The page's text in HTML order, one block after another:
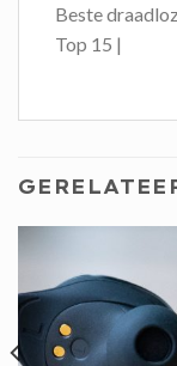
Beste
Top 15 |